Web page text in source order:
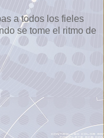
a todos los fieles
se tome el ritmo de